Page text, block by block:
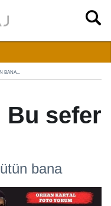
BANA...
Bu sefer
bana